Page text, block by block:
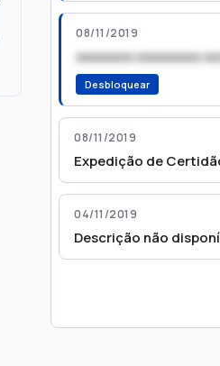
08/11/2019
xxxxxxxx xxxxxxxxx
Desbloquear
08/11/2019
Expedição de
04/11/2019
Descrição não